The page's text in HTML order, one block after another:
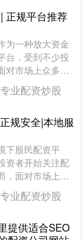
正规平台推荐
为一种放大资金
台，受到不少投
对市场上众多的
正规、安全、
股民....
专业配资炒股
规安全|本地服
下股民配资平
资者开始关注配
，面对市场上众
择一家正规安
台，成为....
专业配资炒股
提供适合SEO